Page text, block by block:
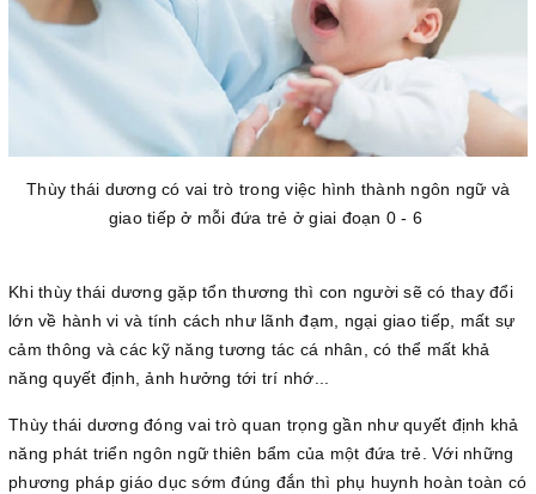
Thùy thái dương có vai trò trong việc hình thành ngôn ngữ và
giao tiếp ở mỗi đứa trẻ ở giai đoạn 0 - 6
Khi thùy thái dương gặp tổn thương thì con người sẽ có thay đổi
lớn về hành vi và tính cách như lãnh đạm, ngại giao tiếp, mất sự
cảm thông và các kỹ năng tương tác cá nhân, có thể mất khả
năng quyết định, ảnh hưởng tới trí nhớ...
Thùy thái dương đóng vai trò quan trọng gần như quyết định khả
năng phát triển ngôn ngữ thiên bẩm của một đứa trẻ. Với những
phương pháp giáo dục sớm đúng đắn thì phụ huynh hoàn toàn có